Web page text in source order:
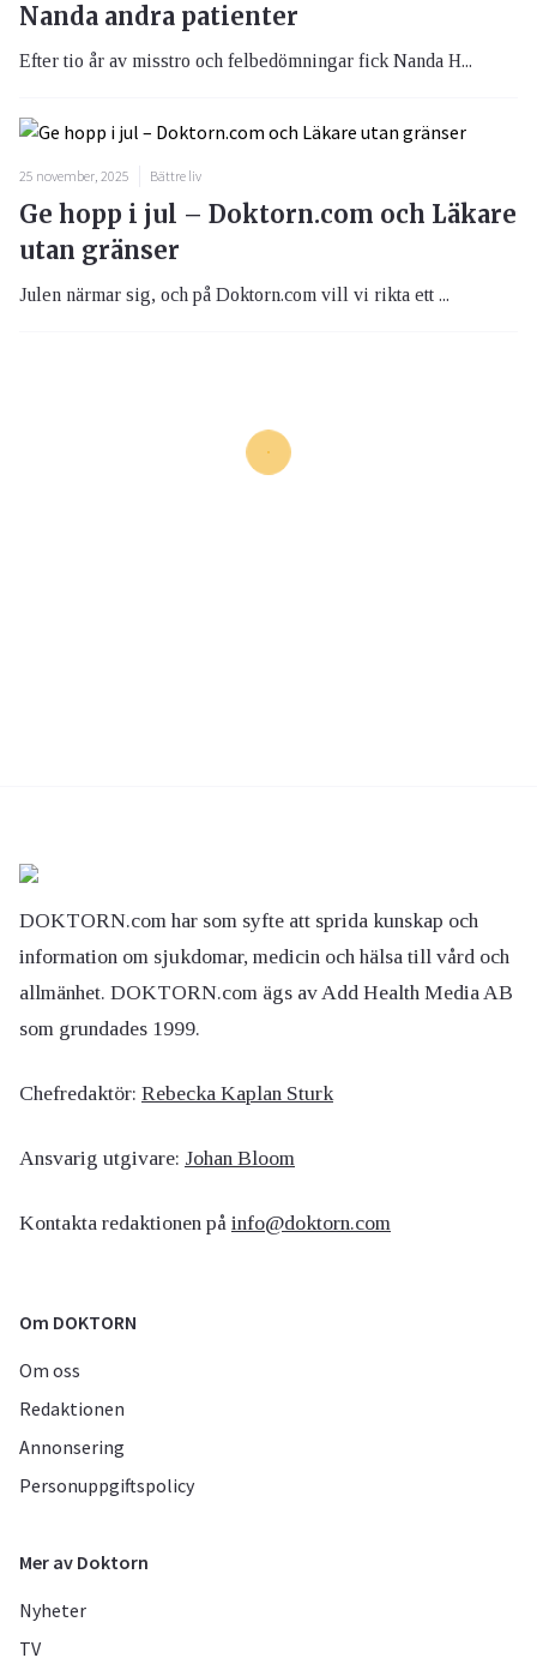
Nanda andra patienter
Efter tio år av misstro och felbedömningar fick Nanda H...
25 november, 2025 Bättre liv
Ge hopp i jul – Doktorn.com och Läkare
utan gränser
Julen närmar sig, och på Doktorn.com vill vi rikta ett ...
DOKTORN.com har som syfte att sprida kunskap och
information om sjukdomar, medicin och hälsa till vård och
allmänhet. DOKTORN.com ägs av Add Health Media AB
som grundades 1999.
Chefredaktör: Rebecka Kaplan Sturk
Ansvarig utgivare: Johan Bloom
Kontakta redaktionen på info@doktorn.com
Om DOKTORN
Om oss
Redaktionen
Annonsering
Personuppgiftspolicy
Mer av Doktorn
Nyheter
TV